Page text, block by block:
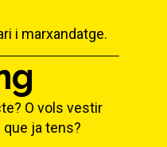
i marxandatge.
O vols vestir
que ja tens?